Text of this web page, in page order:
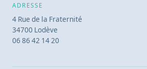
ADRESSE
4 Rue de la Fraternité
34700 Lodève
06 86 42 14 20